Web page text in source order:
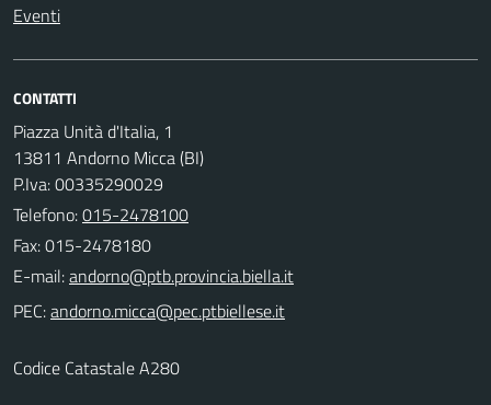
Eventi
CONTATTI
Piazza Unità d'Italia, 1
13811 Andorno Micca (BI)
P.Iva: 00335290029
Telefono:015-2478100
Fax: 015-2478180
E-mail:
PEC:
Codice Catastale A280